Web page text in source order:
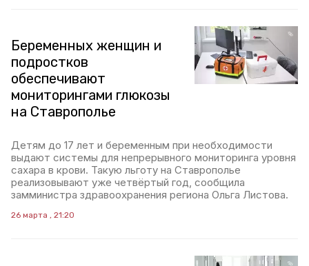
Беременных женщин и
подростков
обеспечивают
мониторингами глюкозы
на Ставрополье
Детям до 17 лет и беременным при необходимости
выдают системы для непрерывного мониторинга уровня
сахара в крови. Такую льготу на Ставрополье
реализовывают уже четвёртый год, сообщила
замминистра здравоохранения региона Ольга Листова.
26 марта , 21:20